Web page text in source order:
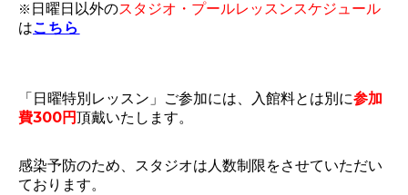
※ 日曜日以外のスタジオ・プールレッスンスケジュール
はこちら
「日曜特別レッスン」ご参加には、入館料とは別に参加
費300円頂戴いたします。
感染予防のため、スタジオは人数制限をさせていただい
ております。